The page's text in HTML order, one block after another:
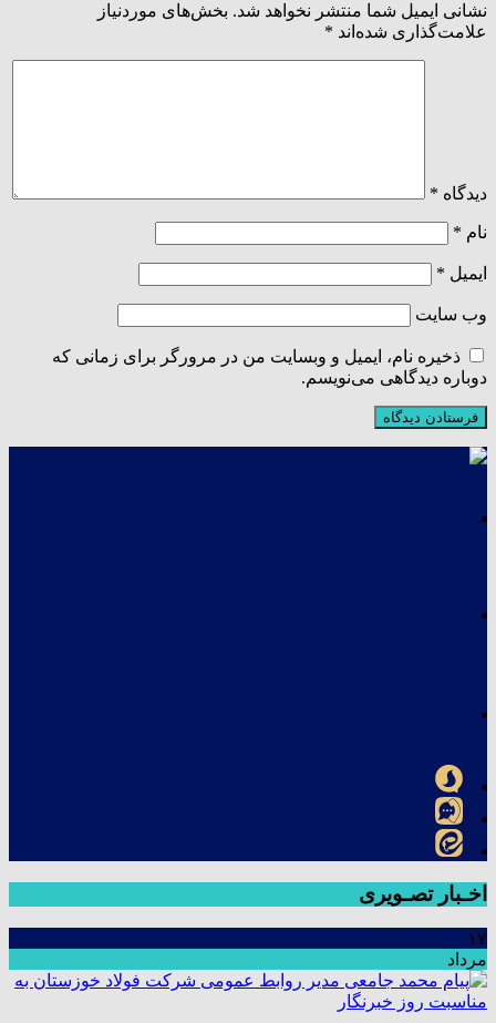
نشانی ایمیل شما منتشر نخواهد شد. بخش‌های موردنیاز
علامت‌گذاری شده‌اند *
دیدگاه *
نام *
ایمیل *
وب‌ سایت
ذخیره نام، ایمیل و وبسایت من در مرورگر برای زمانی که
دوباره دیدگاهی می‌نویسم.
اخـبار تصـویری
۱۷
مرداد